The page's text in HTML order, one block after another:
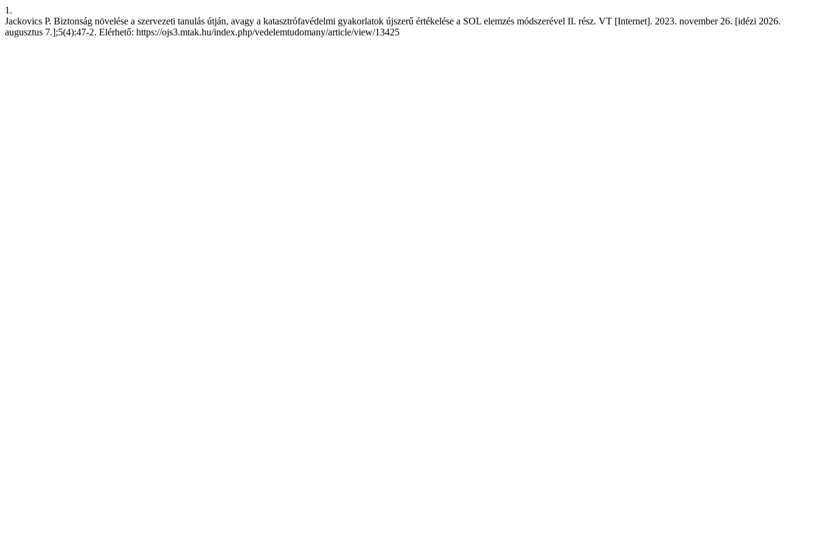
1.
Jackovics P. Biztonság növelése a szervezeti tanulás útján, avagy a katasztrófavédelmi gyakorlatok újszerű értékelése a SOL elemzés módszerével II. rész. VT [Internet]. 2023. november 26. [idézi 2026.
augusztus 7.];5(4):47-2. Elérhető: https://ojs3.mtak.hu/index.php/vedelemtudomany/article/view/13425